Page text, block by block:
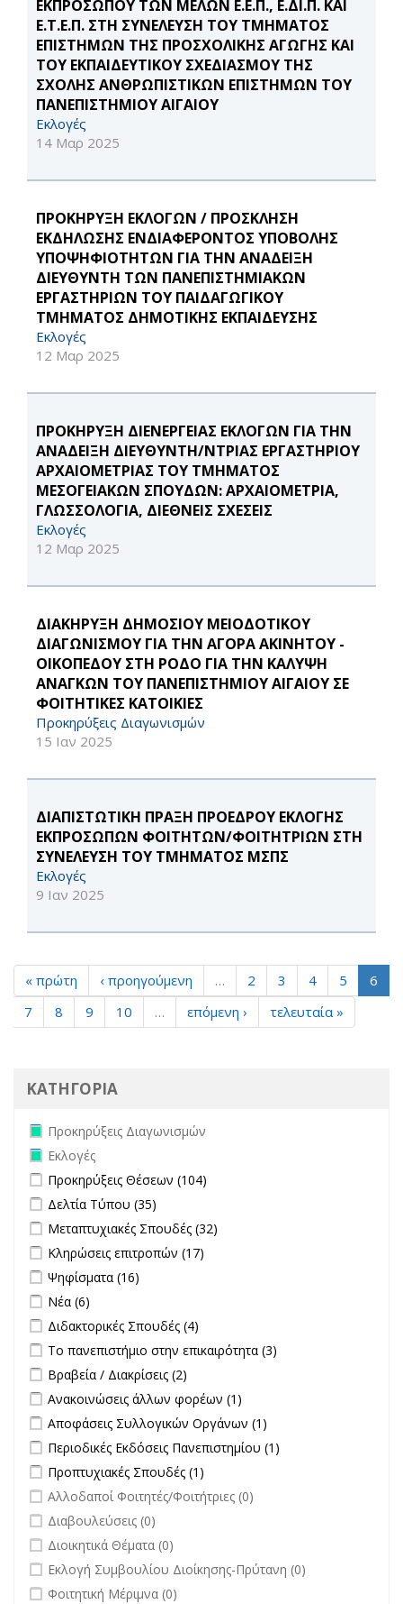
ΕΚΠΡΟΣΩΠΟΥ ΤΩΝ ΜΕΛΩΝ Ε.Ε.Π., Ε.ΔΙ.Π. ΚΑΙ
Ε.Τ.Ε.Π. ΣΤΗ ΣΥΝΕΛΕΥΣΗ ΤΟΥ ΤΜΗΜΑΤΟΣ
ΕΠΙΣΤΗΜΩΝ ΤΗΣ ΠΡΟΣΧΟΛΙΚΗΣ ΑΓΩΓΗΣ ΚΑΙ
ΤΟΥ ΕΚΠΑΙΔΕΥΤΙΚΟΥ ΣΧΕΔΙΑΣΜΟΥ ΤΗΣ
ΣΧΟΛΗΣ ΑΝΘΡΩΠΙΣΤΙΚΩΝ ΕΠΙΣΤΗΜΩΝ ΤΟΥ
ΠΑΝΕΠΙΣΤΗΜΙΟΥ ΑΙΓΑΙΟΥ
Εκλογές
14 Μαρ 2025
ΠΡΟΚΗΡΥΞΗ ΕΚΛΟΓΩΝ / ΠΡΟΣΚΛΗΣΗ
ΕΚΔΗΛΩΣΗΣ ΕΝΔΙΑΦΕΡΟΝΤΟΣ ΥΠΟΒΟΛΗΣ
ΥΠΟΨΗΦΙΟΤΗΤΩΝ ΓΙΑ ΤΗΝ ΑΝΑΔΕΙΞΗ
ΔΙΕΥΘΥΝΤΗ ΤΩΝ ΠΑΝΕΠΙΣΤΗΜΙΑΚΩΝ
ΕΡΓΑΣΤΗΡΙΩΝ ΤΟΥ ΠΑΙΔΑΓΩΓΙΚΟΥ
ΤΜΗΜΑΤΟΣ ΔΗΜΟΤΙΚΗΣ ΕΚΠΑΙΔΕΥΣΗΣ
Εκλογές
12 Μαρ 2025
ΠΡΟΚΗΡΥΞΗ ΔΙΕΝΕΡΓΕΙΑΣ ΕΚΛΟΓΩΝ ΓΙΑ ΤΗΝ
ΑΝΑΔΕΙΞΗ ΔΙΕΥΘΥΝΤΗ/ΝΤΡΙΑΣ ΕΡΓΑΣΤΗΡΙΟΥ
ΑΡΧΑΙΟΜΕΤΡΙΑΣ ΤΟΥ ΤΜΗΜΑΤΟΣ
ΜΕΣΟΓΕΙΑΚΩΝ ΣΠΟΥΔΩΝ: ΑΡΧΑΙΟΜΕΤΡΙΑ,
ΓΛΩΣΣΟΛΟΓΙΑ, ΔΙΕΘΝΕΙΣ ΣΧΕΣΕΙΣ
Εκλογές
12 Μαρ 2025
ΔΙΑΚΗΡΥΞΗ ΔΗΜΟΣΙΟΥ ΜΕΙΟΔΟΤΙΚΟΥ
ΔΙΑΓΩΝΙΣΜΟΥ ΓΙΑ ΤΗΝ ΑΓΟΡΑ ΑΚΙΝΗΤΟΥ -
ΟΙΚΟΠΕΔΟΥ ΣΤΗ ΡΟΔΟ ΓΙΑ ΤΗΝ ΚΑΛΥΨΗ
ΑΝΑΓΚΩΝ ΤΟΥ ΠΑΝΕΠΙΣΤΗΜΙΟΥ ΑΙΓΑΙΟΥ ΣΕ
ΦΟΙΤΗΤΙΚΕΣ ΚΑΤΟΙΚΙΕΣ
Προκηρύξεις Διαγωνισμών
15 Ιαν 2025
ΔΙΑΠΙΣΤΩΤΙΚΗ ΠΡΑΞΗ ΠΡΟΕΔΡΟΥ ΕΚΛΟΓΗΣ
ΕΚΠΡΟΣΩΠΩΝ ΦΟΙΤΗΤΩΝ/ΦΟΙΤΗΤΡΙΩΝ ΣΤΗ
ΣΥΝΕΛΕΥΣΗ ΤΟΥ ΤΜΗΜΑΤΟΣ ΜΣΠΣ
Εκλογές
9 Ιαν 2025
« πρώτη ‹ προηγούμενη … 2 3 4 5
6
7
8 9 10 … επόμενη › τελευταία »
ΚΑΤΗΓΟΡΙΑ
Remove Προκηρύξεις Διαγωνισμών filter
Προκηρύξεις Διαγωνισμών
Remove Εκλογές filter
Εκλογές
Apply Προκηρύξεις Θέσεων filter
Προκηρύξεις Θέσεων (104)
Apply Δελτία Τύπου filter
Δελτία Τύπου (35)
Apply Μεταπτυχιακές Σπουδές filter
Μεταπτυχιακές Σπουδές (32)
Apply Κληρώσεις επιτροπών filter
Κληρώσεις επιτροπών (17)
Apply Ψηφίσματα filter
Ψηφίσματα (16)
Apply Νέα filter
Νέα (6)
Apply Διδακτορικές Σπουδές filter
Διδακτορικές Σπουδές (4)
Apply Το πανεπιστήμιο στην επικαιρότητα filter
Το πανεπιστήμιο στην επικαιρότητα (3)
Apply Βραβεία / Διακρίσεις filter
Βραβεία / Διακρίσεις (2)
Apply Ανακοινώσεις άλλων φορέων filter
Ανακοινώσεις άλλων φορέων (1)
Apply Αποφάσεις Συλλογικών Οργάνων filter
Αποφάσεις Συλλογικών Οργάνων (1)
Οργάνων filter
Apply Περιοδικές Εκδόσεις Πανεπιστημίου filter
Περιοδικές Εκδόσεις Πανεπιστημίου (1)
Apply Προπτυχιακές Σπουδές filter
Προπτυχιακές Σπουδές (1)
undefined
Αλλοδαποί Φοιτητές/Φοιτήτριες (0)
undefined
Διαβουλεύσεις (0)
undefined
Διοικητικά Θέματα (0)
undefined
Εκλογή Συμβουλίου Διοίκησης-Πρύτανη (0)
undefined
Φοιτητική Μέριμνα (0)